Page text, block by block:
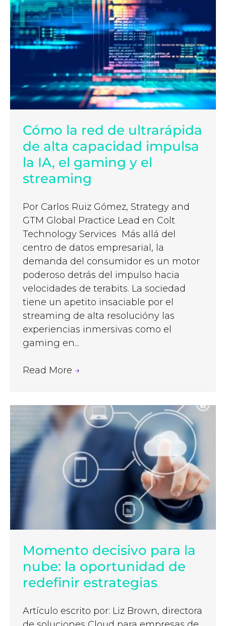
Cómo la red de ultrarápida
de alta capacidad impulsa
la IA, el gaming y el
streaming
Por Carlos Ruiz Gómez, Strategy and
GTM Global Practice Lead en Colt
Technology Services Más allá del
centro de datos empresarial, la
demanda del consumidor es un motor
poderoso detrás del impulso hacia
velocidades de terabits. La sociedad
tiene un apetito insaciable por el
streaming de alta resolucióny las
experiencias inmersivas como el
gaming en...
Read More →
Momento decisivo para la
nube: la oportunidad de
redefinir estrategias
Artículo escrito por: Liz Brown, directora